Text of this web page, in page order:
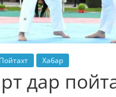
Пойтахт Хабар
дар